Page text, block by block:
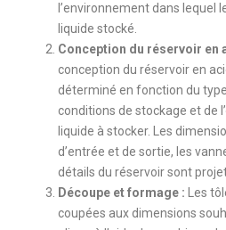
l’environnement dans lequel
liquide stocké.
Conception du réservoir en
conception du réservoir en
déterminé en fonction du
conditions de stockage et de
liquide à stocker. Les
d’entrée et de sortie, les
détails du réservoir sont
Découpe et formage : Les
coupées aux dimensions